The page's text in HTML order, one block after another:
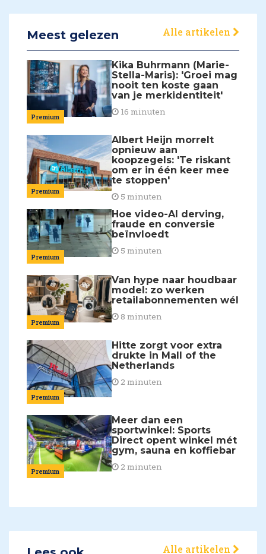
Meest gelezen Alle artikelen
Premium
Kika Buhrmann (Marie-
Stella-Maris): 'Groei mag
nooit ten koste gaan
van je merkidentiteit'
16 minuten
Premium
Albert Heijn morrelt
opnieuw aan
koopzegels: 'Te riskant
om er in één keer mee
te stoppen'
5 minuten
Premium
Hoe video-AI derving,
fraude en conversie
beïnvloedt
5 minuten
Premium
Van hype naar houdbaar
model: zo werken
retailabonnementen wél
8 minuten
Premium
Hitte zorgt voor extra
drukte in Mall of the
Netherlands
2 minuten
Premium
Meer dan een
sportwinkel: Sports
Direct opent winkel mét
gym, sauna en koffiebar
2 minuten
Alle artikelen